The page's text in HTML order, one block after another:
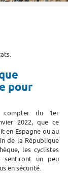
pour
compter du 1er
2022, que ce
en Espagne ou au
de la République
les cyclistes
sentiront un peu
en sécurité.